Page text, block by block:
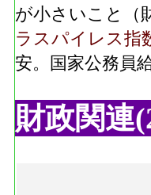
が小さいこと（
ラスパイレス指
安。国家公務員
財政関連